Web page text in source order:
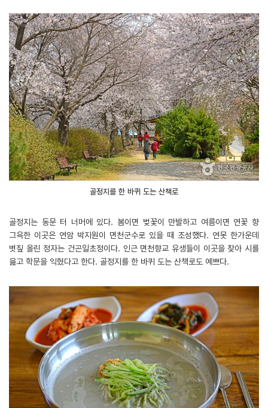
골정지를 한 바퀴 도는 산책로
골정지는 동문 터 너머에 있다. 봄이면 벚꽃이 만발하고 여름이면 연꽃 향
그윽한 이곳은 연암 박지원이 면천군수로 있을 때 조성했다. 연못 한가운데
볏짚 올린 정자는 건곤일초정이다. 인근 면천향교 유생들이 이곳을 찾아 시를
읊고 학문을 익혔다고 한다. 골정지를 한 바퀴 도는 산책로도 예쁘다.